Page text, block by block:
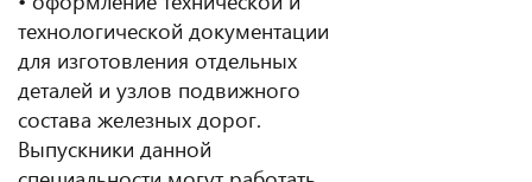
технологической документации
для изготовления отдельных
деталей и узлов подвижного
состава железных дорог.
Выпускники данной